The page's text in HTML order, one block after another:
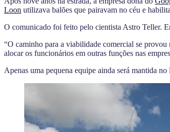
Loon utilizava balões que pairavam no céu e
O comunicado foi feito pelo cientista Astro Teller.
“O caminho para a viabilidade comercial se
alocar os funcionários em outras funções nas
Apenas uma pequena equipe ainda será mantida